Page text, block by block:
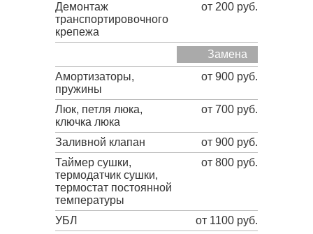
Демонтаж
транспортировочного
крепежа
от 200 руб.
Замена
Амортизаторы,
пружины
от 900 руб.
Люк, петля люка,
ключка люка
от 700 руб.
Заливной клапан
от 900 руб.
Таймер сушки,
термодатчик сушки,
термостат постоянной
температуры
от 800 руб.
УБЛ
от 1100 руб.